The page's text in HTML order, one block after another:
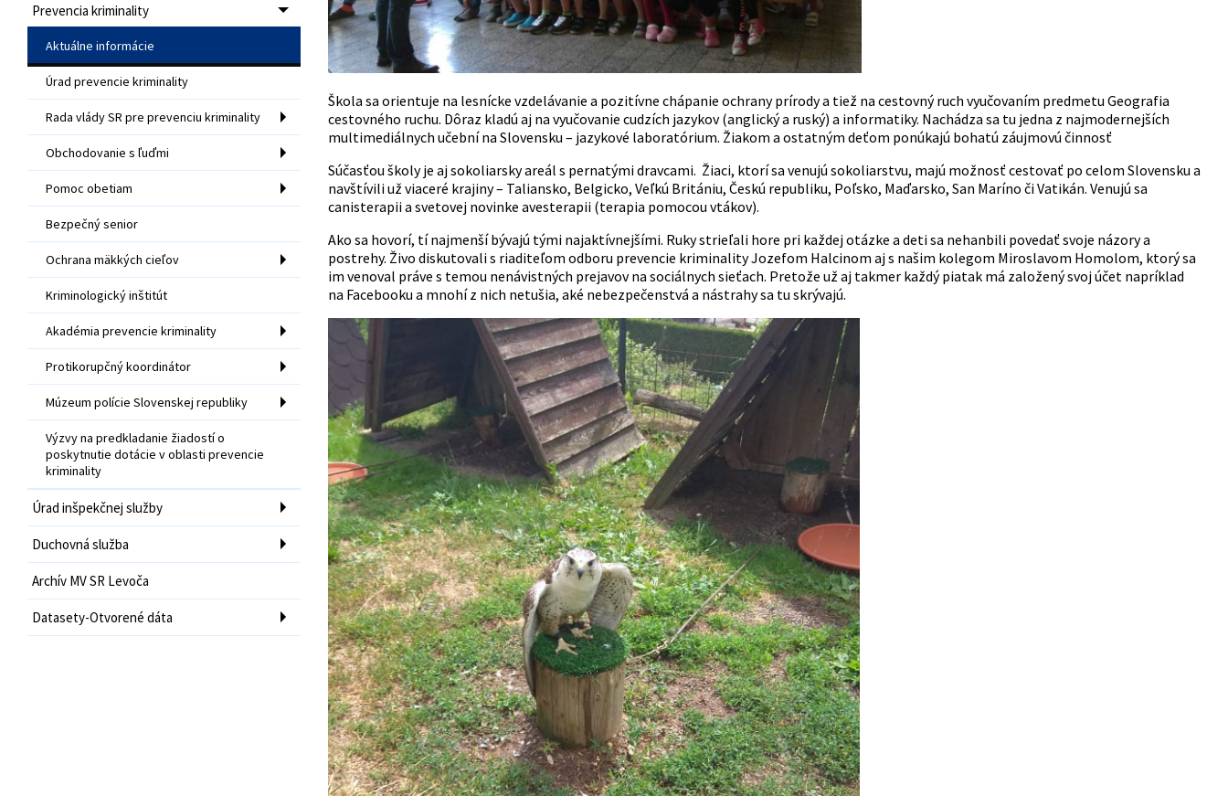
Prevencia kriminality
Aktuálne informácie
Úrad prevencie kriminality
Rada vlády SR pre prevenciu kriminality
Obchodovanie s ľuďmi
Pomoc obetiam
Bezpečný senior
Ochrana mäkkých cieľov
Kriminologický inštitút
Akadémia prevencie kriminality
Protikorupčný koordinátor
Múzeum polície Slovenskej republiky
Výzvy na predkladanie žiadostí o
poskytnutie dotácie v oblasti prevencie
kriminality
Úrad inšpekčnej služby
Duchovná služba
Archív MV SR Levoča
Datasety-Otvorené dáta
Škola sa orientuje na lesnícke vzdelávanie a pozitívne chápanie ochrany prírody a tiež na cestovný ruch vyučovaním predmetu Geografia
cestovného ruchu. Dôraz kladú aj na vyučovanie cudzích jazykov (anglický a ruský) a informatiky. Nachádza sa tu jedna z najmodernejších
multimediálnych učební na Slovensku – jazykové laboratórium. Žiakom a ostatným deťom ponúkajú bohatú záujmovú činnosť
Súčasťou školy je aj sokoliarsky areál s pernatými dravcami. Žiaci, ktorí sa venujú sokoliarstvu, majú možnosť cestovať po celom Slovensku a
navštívili už viaceré krajiny – Taliansko, Belgicko, Veľkú Britániu, Českú republiku, Poľsko, Maďarsko, San Maríno či Vatikán. Venujú sa
canisterapii a svetovej novinke avesterapii (terapia pomocou vtákov).
Ako sa hovorí, tí najmenší bývajú tými najaktívnejšími. Ruky strieľali hore pri každej otázke a deti sa nehanbili povedať svoje názory a
postrehy. Živo diskutovali s riaditeľom odboru prevencie kriminality Jozefom Halcinom aj s našim kolegom Miroslavom Homolom, ktorý sa
im venoval práve s temou nenávistných prejavov na sociálnych sieťach. Pretože už aj takmer každý piatak má založený svoj účet napríklad
na Facebooku a mnohí z nich netušia, aké nebezpečenstvá a nástrahy sa tu skrývajú.